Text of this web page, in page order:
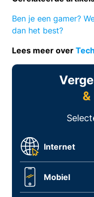
Ben je een gamer?
dan het best?
Lees meer over
Internet
Mobiel